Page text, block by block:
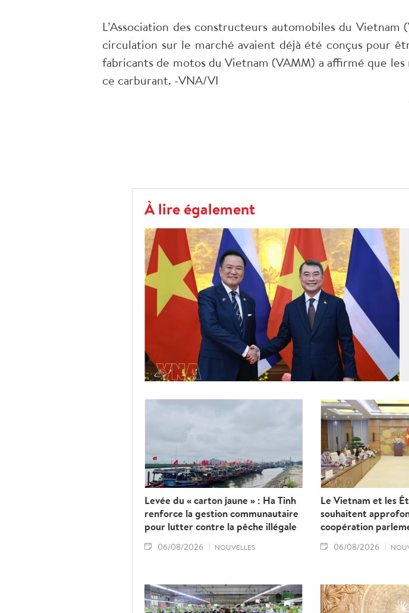
L’Association des constructeurs automobiles du
circulation sur le marché avaient déjà été conçus pour
fabricants de motos du Vietnam (VAMM) a affirmé que
ce carburant. -VNA/VI
À lire également
Levée du « carton jaune » : Ha Tinh
renforce la gestion communautaire
pour lutter contre la pêche illégale
06/08/2026 NOUVELLES
Le Vietnam et les
souhaitent
coopération
06/08/2026